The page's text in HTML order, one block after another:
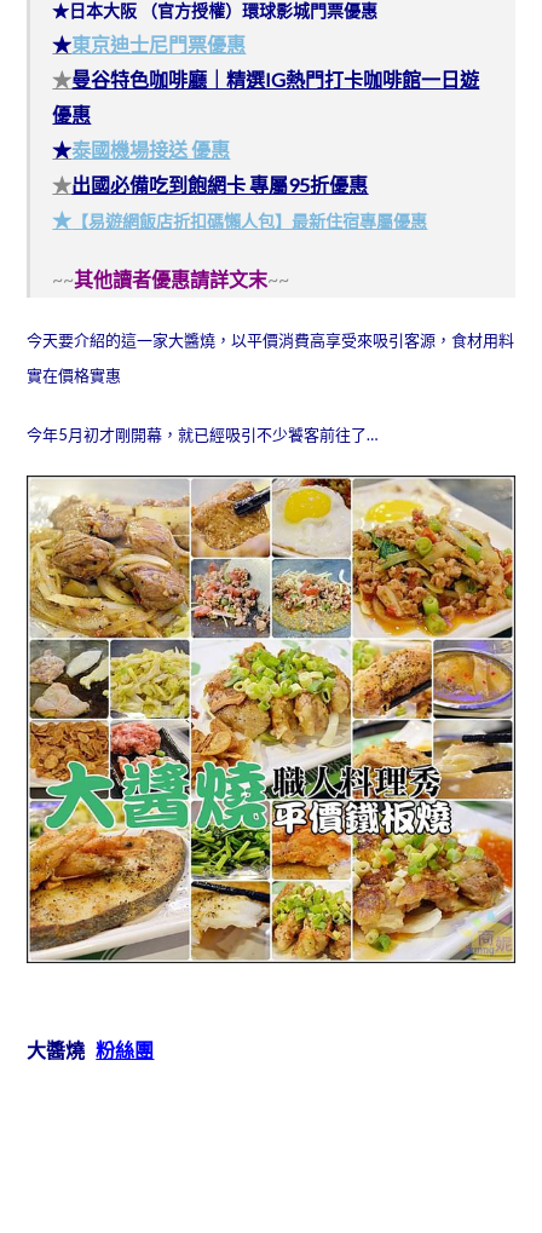
★日本大阪 （官方授權）環球影城門票優惠
★東京迪士尼門票優惠
★曼谷特色咖啡廳｜精選IG熱門打卡咖啡館一日遊
優惠
★泰國機場接送 優惠
★出國必備吃到飽網卡 專屬95折優惠
★ 【易遊網飯店折扣碼懶人包】最新住宿專屬優惠
~~其他讀者優惠請詳文末~~
今天要介紹的這一家大醬燒，以平價消費高享受來吸引客源，食材用料
實在價格實惠
今年5月初才剛開幕，就已經吸引不少饕客前往了…
大醬燒粉絲團